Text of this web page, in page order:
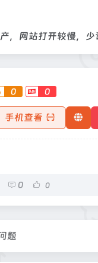
，网站打开较慢，少
0 0
手机查看
0 0
题